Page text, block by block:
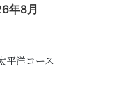
年8月
平洋コース